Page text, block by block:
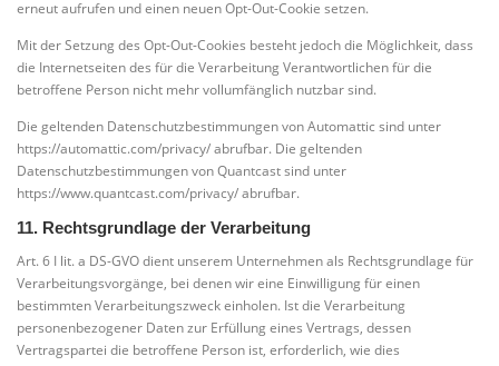
erneut aufrufen und einen neuen Opt-Out-Cookie setzen.
Mit der Setzung des Opt-Out-Cookies besteht jedoch die Möglichkeit, dass
die Internetseiten des für die Verarbeitung Verantwortlichen für die
betroffene Person nicht mehr vollumfänglich nutzbar sind.
Die geltenden Datenschutzbestimmungen von Automattic sind unter
https://automattic.com/privacy/ abrufbar. Die geltenden
Datenschutzbestimmungen von Quantcast sind unter
https://www.quantcast.com/privacy/ abrufbar.
11. Rechtsgrundlage der Verarbeitung
Art. 6 I lit. a DS-GVO dient unserem Unternehmen als Rechtsgrundlage für
Verarbeitungsvorgänge, bei denen wir eine Einwilligung für einen
bestimmten Verarbeitungszweck einholen. Ist die Verarbeitung
personenbezogener Daten zur Erfüllung eines Vertrags, dessen
Vertragspartei die betroffene Person ist, erforderlich, wie dies